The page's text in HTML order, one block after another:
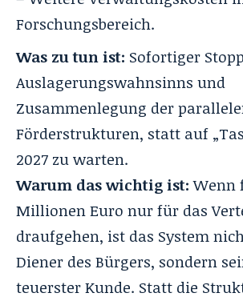
Forschungsbereich.
Was zu tun ist: Sofortiger
Auslagerungswahnsinns und
Zusammenlegung der
Förderstrukturen, statt auf
2027 zu warten.
Warum das wichtig ist:Wenn
Millionen Euro nur für das
draufgehen, ist das System
Diener des Bürgers, sondern
teuerster Kunde. Statt die